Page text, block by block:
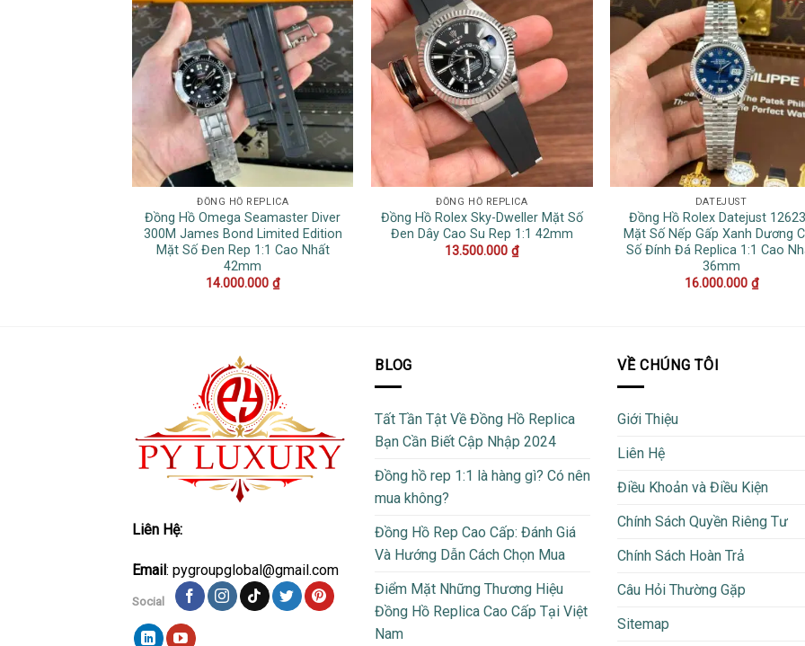
ĐỒNG HỒ REPLICA
Đồng Hồ Omega Seamaster Diver
300M James Bond Limited Edition
Mặt Số Đen Rep 1:1 Cao Nhất
42mm
14.000.000₫
ĐỒNG HỒ REPLICA
Đồng Hồ Rolex Sky-Dweller Mặt Số
Đen Dây Cao Su Rep 1:1 42mm
13.500.000₫
DATEJUST
Đồng Hồ Rolex Datejust
Mặt Số Nếp Gấp Xanh Dương
Số Đính Đá Replica 1:1 Cao
36mm
16.000.000 ₫
Liên Hệ:
Email : pygroupglobal@gmail.com
Social
BLOG
Tất Tần Tật Về Đồng Hồ Replica
Bạn Cần Biết Cập Nhập 2024
Đồng hồ rep 1:1 là hàng gì? Có nên
mua không?
Đồng Hồ Rep Cao Cấp: Đánh Giá
Và Hướng Dẫn Cách Chọn Mua
Điểm Mặt Những Thương Hiệu
Đồng Hồ Replica Cao Cấp Tại Việt
Nam
VỀ CHÚNG TÔI
Giới Thiệu
Liên Hệ
Điều Khoản và Điều Kiện
Chính Sách Quyền Riêng Tư
Chính Sách Hoàn Trả
Câu Hỏi Thường Gặp
Sitemap